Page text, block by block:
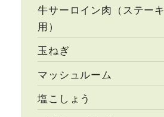
牛サーロイン肉（ステーキ
用）
玉ねぎ
マッシュルーム
塩こしょう